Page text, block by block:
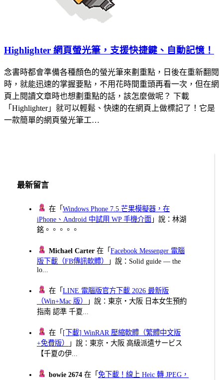
Highlighter 網頁螢光筆，支援快捷鍵、自動記憶！
念書時都會準備各種顏色的螢光筆來劃重點，日後在重新翻閱
時，就能迅速的掌握要點，不用花時間重頭再看一次，但在網
頁上閱讀文章時也想劃重點的話，該怎麼做呢？ 下載
「Highlighter」就可以輕鬆、快速的在網頁上做標記了！它是
一款簡單的網頁螢光筆工…
最新留言
在「Windows Phone 7.5 芒果模擬器，在
iPhone、Android 中試用 WP 手機介面 」說：林湖
銘。。。。。
Michael Carter 在「Facebook Messenger 電腦
版下載（FB傳訊軟體）
」說：Solid guide — the
lo...
在「LINE 電腦版官方下載 2026 最新版
（Win+Mac 版）
」說：東京・大阪 日本女生預約
指南 認準 千夏...
在「 [下載] WinRAR 壓縮軟體（繁體中文版
+免費版）
」說：東京・大阪 高級派遣サービス
【千夏の伊...
bowie 2674 在「免下載！線上 Heic 轉 JPEG，